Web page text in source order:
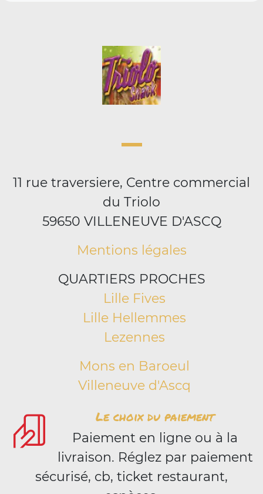
11 rue traversiere, Centre commercial
du Triolo
59650 VILLENEUVE D'ASCQ
Mentions légales
QUARTIERS PROCHES
Lille Fives
Lille Hellemmes
Lezennes
Mons en Baroeul
Villeneuve d'Ascq
Le choix du paiement
Paiement en ligne ou à la
livraison. Réglez par paiement
sécurisé, cb, ticket restaurant,